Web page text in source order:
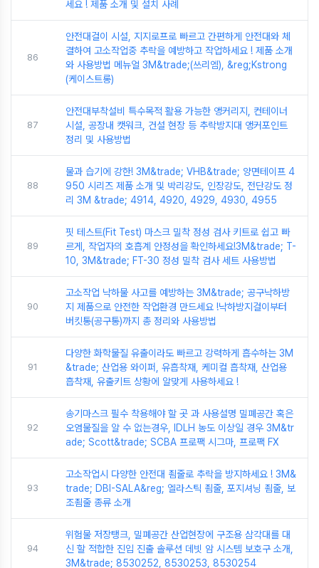
세요 ! 제품 소개 및 설치 사례
86
안전대걸이 시설, 지지로프로 빠르고 간편하게 안전대와 체
결하여 고소작업중 추락을 예방하고 작업하세요 ! 제품 소개
와 사용방법 메뉴얼 3M&trade;(쓰리엠), &reg;Kstrong
(케이스트롱)
87
안전대부착설비 특수목적 활용 가능한 앵커리지, 컨테이너
시설, 공장내 캣워크, 건설 현장 등 추락방지대 앵커포인트
정리 및 사용방법
88
물과 습기에 강한! 3M&trade; VHB&trade; 양면테이프 4
950 시리즈 제품 소개 및 박리강도, 인장강도, 전단강도 정
리 3M &trade; 4914, 4920, 4929, 4930, 4955
89
핏 테스트(Fit Test) 마스크 밀착 정성 검사 키트로 쉽고 빠
르게, 작업자의 호흡계 안정성을 확인하세요!3M&trade; T-
10, 3M&trade; FT-30 정성 밀착 검사 세트 사용방법
90
고소작업 낙하물 사고를 예방하는 3M&trade; 공구낙하방
지 제품으로 안전한 작업환경 만드세요 !낙하방지걸이부터
버킷통(공구통)까지 총 정리와 사용방법
91
다양한 화학물질 유출이라도 빠르고 강력하게 흡수하는 3M
&trade; 산업용 와이퍼, 유흡착재, 케미컬 흡착재, 산업용
흡착재, 유출키트 상황에 알맞게 사용하세요 !
92
송기마스크 필수 착용해야 할 곳 과 사용설명 밀폐공간 혹은
오염물질을 알 수 없는경우, IDLH 농도 이상일 경우 3M&tr
ade; Scott&trade; SCBA 프로팩 시그마, 프로팩 FX
93
고소작업시 다양한 안전대 죔줄로 추락을 방지하세요 ! 3M&
trade; DBI-SALA&reg; 엘라스틱 죔줄, 포지셔닝 죔줄, 보
조죔줄 종류 소개
94
위험물 저장탱크, 밀폐공간 산업현장에 구조용 삼각대를 대
신 할 적합한 진입 진출 솔루션 데빗 암 시스템 보호구 소개,
3M&trade; 8530252, 8530253, 8530254